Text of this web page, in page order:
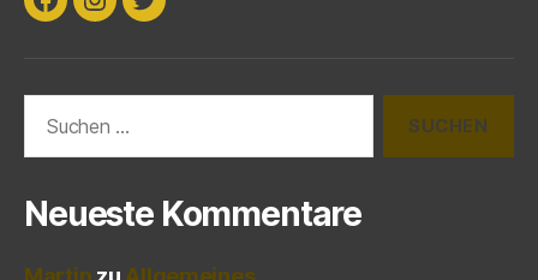
Facebook
Instagram
Twitter
nach:
Neueste Kommentare